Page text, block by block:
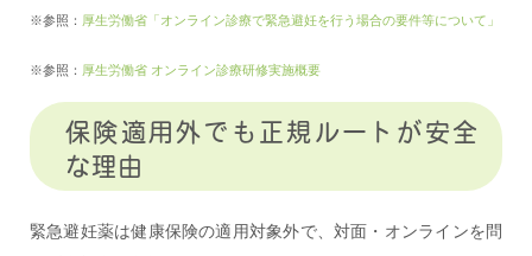
※参照： 厚生労働省「オンライン診療で緊急避妊を行う場合の要件等について」
※参照： 厚生労働省 オンライン診療研修実施概要
保険適用外でも正規ルートが安全
な理由
緊急避妊薬は健康保険の適用対象外で、対面・オンラインを問